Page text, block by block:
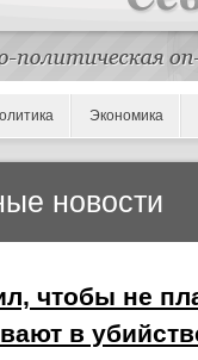
Экономика
новости
чтобы не
в